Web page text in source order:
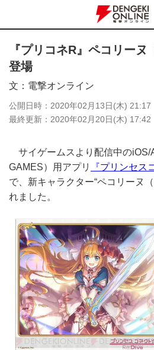
『プリコネR』ペコリー
登場
文 電撃オンライン
公開日時
2020年02月13日(木) 21:17
最終更新
2020年02月20日(木) 17:42
サイゲームスより配信中のiOS/
GAMES）用アプリ
『プリンセス
で、新キャラクター“ペコリーヌ
れました。